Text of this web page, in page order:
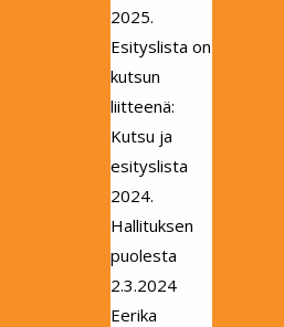
2025.
Esityslista on
kutsun
liitteenä:
Kutsu ja
esityslista
2024.
Hallituksen
puolesta
2.3.2024
Eerika